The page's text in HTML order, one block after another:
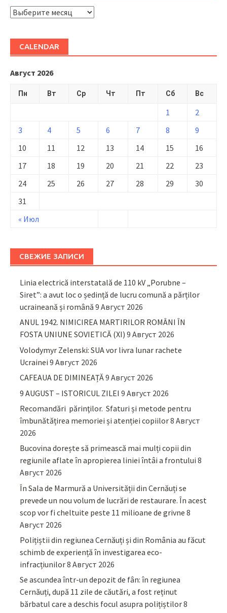
ARHIVĂ
CALENDAR
Август 2026
Пн Вт Ср Чт Пт Сб Вс
« Июл
1
2
3
4 5 6 7 8
9
10
11 12 13 14 15
16
17
18 19 20 21 22
23
24
25 26 27 28 29
30
31
СВЕЖИЕ ЗАПИСИ
Linia electrică interstatală de 110 kV „Porubne –
Siret”: a avut loc o ședință de lucru comună a părților
ucraineană și română 9 Август 2026
ANUL 1942. NIMICIREA MARTIRILOR ROMÂNI ÎN
FOSTA UNIUNE SOVIETICĂ (XI) 9 Август 2026
Volodymyr Zelenski: SUA vor livra lunar rachete
Ucrainei 9 Август 2026
CAFEAUA DE DIMINEAȚĂ9 Август 2026
9 AUGUST – ISTORICUL ZILEI 9 Август 2026
Recomandări părinţilor. Sfaturi și metode pentru
îmbunătățirea memoriei și atenției copiilor8 Август
2026
Bucovina dorește să primească mai mulți copii din
regiunile aflate în apropierea liniei întâi a frontului 8
Август 2026
În Sala de Marmură a Universității din Cernăuți se
prevede un nou volum de lucrări de restaurare. În acest
scop vor fi cheltuite peste 11 milioane de grivne 8
Август 2026
Polițiștii din regiunea Cernăuți și din România au făcut
schimb de experiență în investigarea eco-
infracțiunilor8 Август 2026
Se ascundea într-un depozit de fân: în regiunea
Cernăuți, după 11 zile de căutări, a fost reținut
bărbatul care a deschis focul asupra polițiștilor8